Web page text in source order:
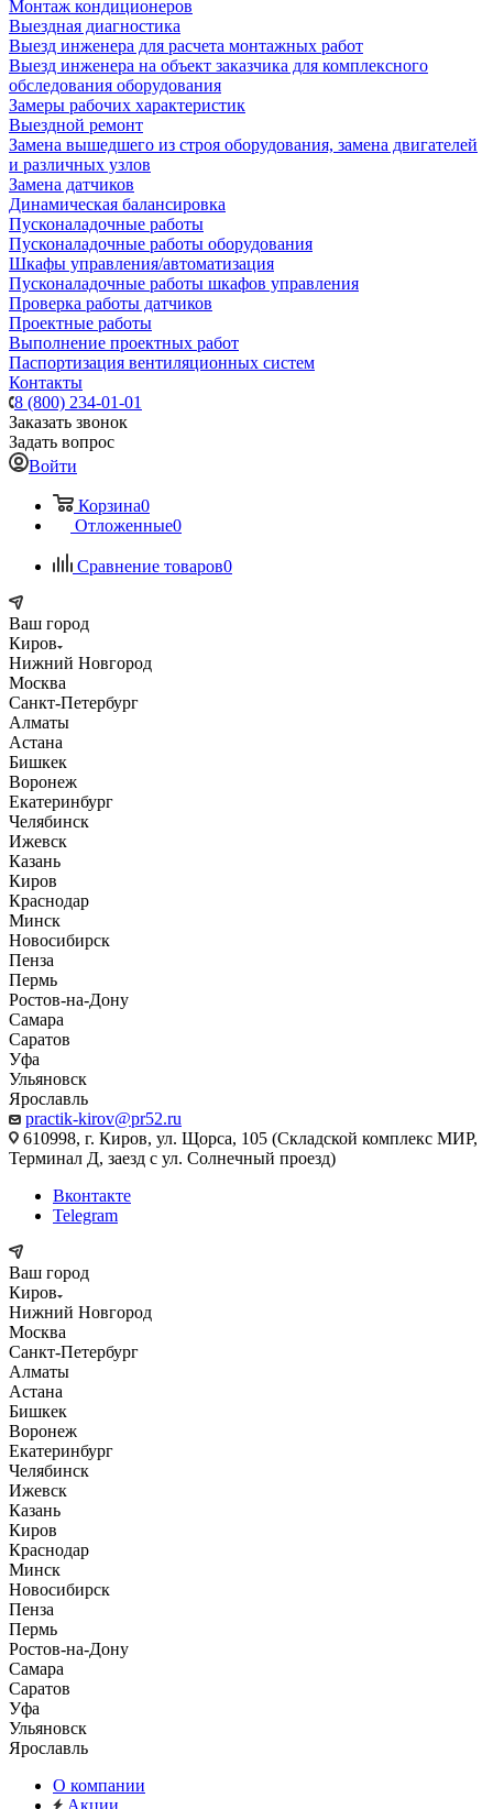
Монтаж кондиционеров
Выездная диагностика
Выезд инженера для расчета монтажных работ
Выезд инженера на объект заказчика для комплексного
обследования оборудования
Замеры рабочих характеристик
Выездной ремонт
Замена вышедшего из строя оборудования, замена двигателей
и различных узлов
Замена датчиков
Динамическая балансировка
Пусконаладочные работы
Пусконаладочные работы оборудования
Шкафы управления/автоматизация
Пусконаладочные работы шкафов управления
Проверка работы датчиков
Проектные работы
Выполнение проектных работ
Паспортизация вентиляционных систем
Контакты
8 (800) 234-01-01
Заказать звонок
Задать вопрос
Войти
Корзина0
Отложенные0
Сравнение товаров0
Ваш город
Киров
Нижний Новгород
Москва
Санкт-Петербург
Алматы
Астана
Бишкек
Воронеж
Екатеринбург
Челябинск
Ижевск
Казань
Киров
Краснодар
Минск
Новосибирск
Пенза
Пермь
Ростов-на-Дону
Самара
Саратов
Уфа
Ульяновск
Ярославль
practik-kirov@pr52.ru
610998, г. Киров, ул. Щорса, 105 (Складской комплекс МИР,
Терминал Д, заезд с ул. Солнечный проезд)
Вконтакте
Telegram
Ваш город
Киров
Нижний Новгород
Москва
Санкт-Петербург
Алматы
Астана
Бишкек
Воронеж
Екатеринбург
Челябинск
Ижевск
Казань
Киров
Краснодар
Минск
Новосибирск
Пенза
Пермь
Ростов-на-Дону
Самара
Саратов
Уфа
Ульяновск
Ярославль
О компании
Акции